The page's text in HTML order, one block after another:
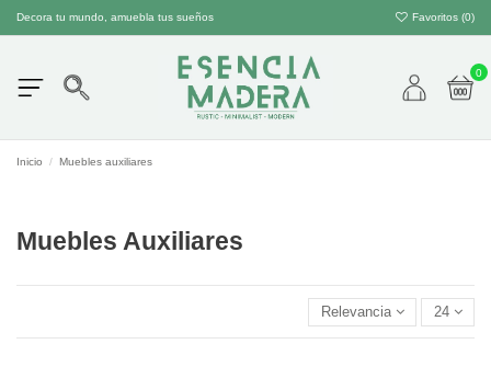
Decora tu mundo, amuebla tus sueños Favoritos (0)
0
Inicio Muebles auxiliares
Muebles Auxiliares
Relevancia 24